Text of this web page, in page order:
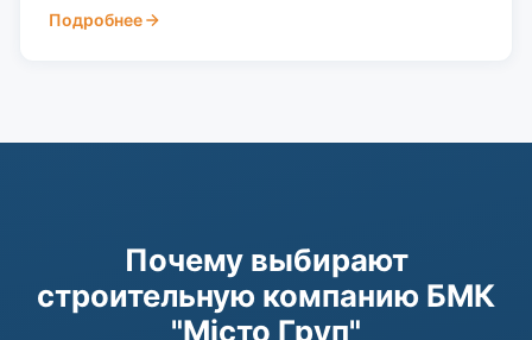
Подробнее
Почему выбирают
строительную компанию БМК
"Місто Груп"